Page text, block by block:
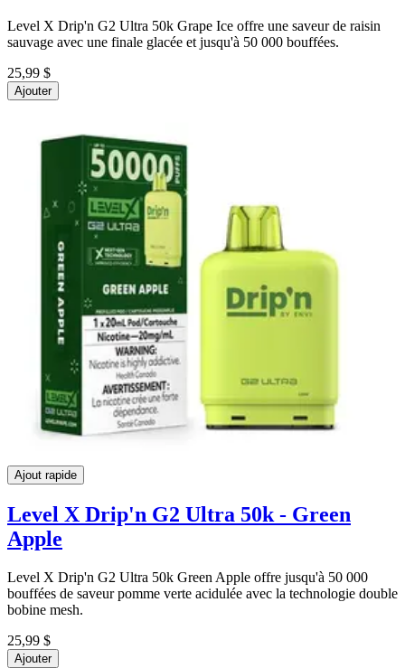
Level X Drip'n G2 Ultra 50k Grape Ice offre une saveur de raisin
sauvage avec une finale glacée et jusqu'à 50 000 bouffées.
25,99 $
Ajouter
Ajout rapide
Level X Drip'n G2 Ultra 50k - Green
Apple
Level X Drip'n G2 Ultra 50k Green Apple offre jusqu'à 50 000
bouffées de saveur pomme verte acidulée avec la technologie double
bobine mesh.
25,99 $
Ajouter